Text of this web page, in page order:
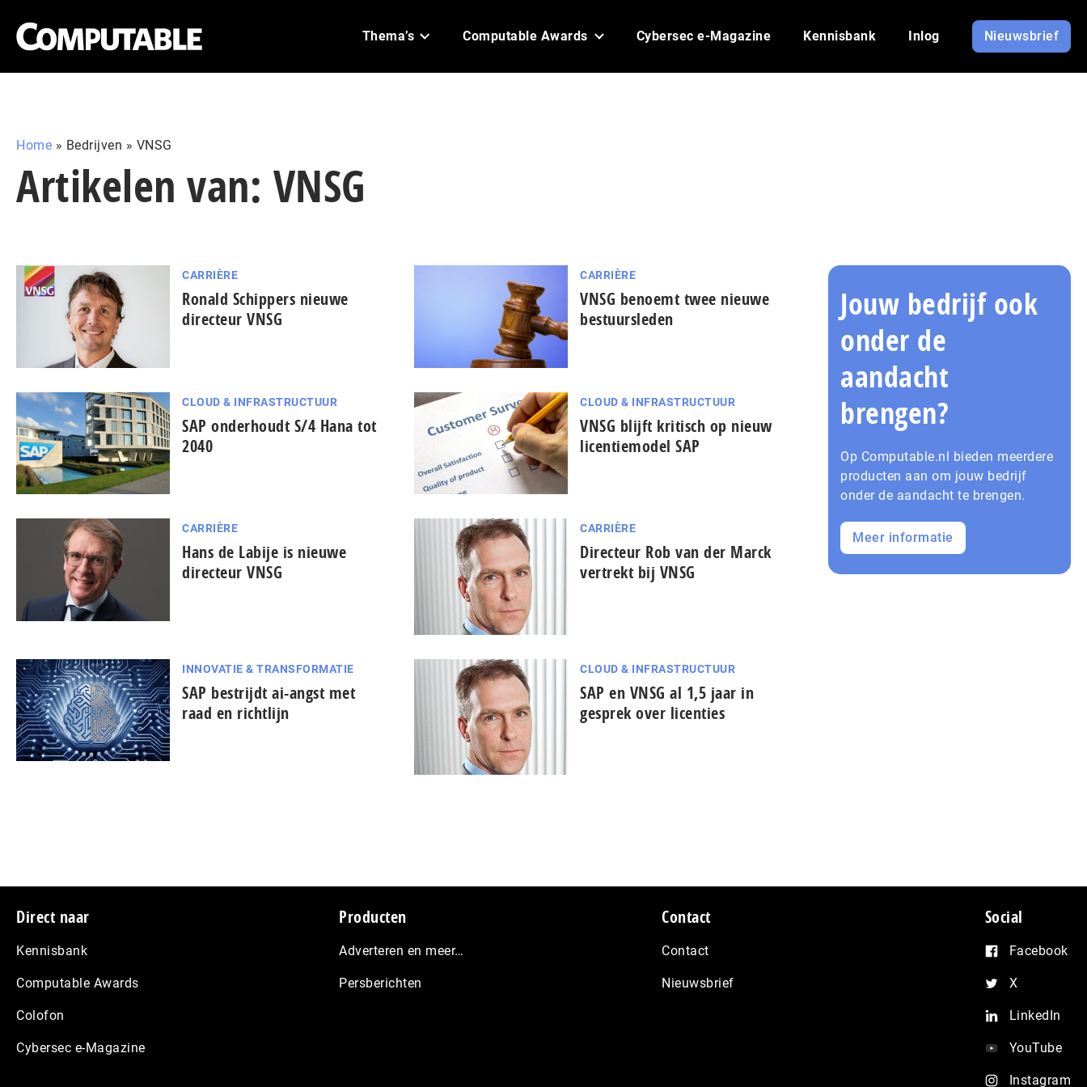
Thema’s Computable Awards Cybersec e-Magazine Kennisbank Inlog Nieuwsbrief
Home » Bedrijven » VNSG
Artikelen van: VNSG
CARRIÈRE
Ronald Schippers nieuwe
directeur VNSG
CARRIÈRE
VNSG benoemt twee nieuwe
bestuursleden
CLOUD & INFRASTRUCTUUR
SAP onderhoudt S/4 Hana tot
2040
CLOUD & INFRASTRUCTUUR
VNSG blijft kritisch op nieuw
licentiemodel SAP
CARRIÈRE
Hans de Labije is nieuwe
directeur VNSG
CARRIÈRE
Directeur Rob van der Marck
vertrekt bij VNSG
INNOVATIE & TRANSFORMATIE
SAP bestrijdt ai-angst met
raad en richtlijn
CLOUD & INFRASTRUCTUUR
SAP en VNSG al 1,5 jaar in
gesprek over licenties
Jouw bedrijf ook
onder de
aandacht
brengen?
Op Computable.nl bieden meerdere
producten aan om jouw bedrijf
onder de aandacht te brengen.
Meer informatie
Footer
Direct naar
Kennisbank
Computable Awards
Colofon
Cybersec e-Magazine
Producten
Adverteren en meer…
Persberichten
Contact
Contact
Nieuwsbrief
Social
Facebook
X
LinkedIn
YouTube
Instagram